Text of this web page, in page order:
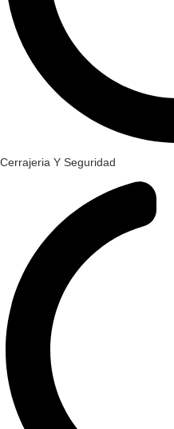
Cerrajeria Y Seguridad